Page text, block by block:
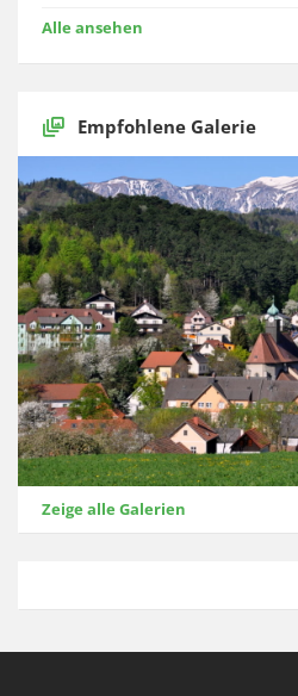
Alle ansehen
Empfohlene Galerie
Zeige alle Galerien